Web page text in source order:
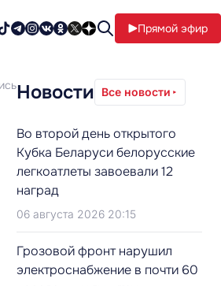
Прямой эфир
Новости Все новости
Во второй день открытого
Кубка Беларуси белорусские
легкоатлеты завоевали 12
наград
06 августа 2026 20:15
Грозовой фронт нарушил
электроснабжение в почти 60